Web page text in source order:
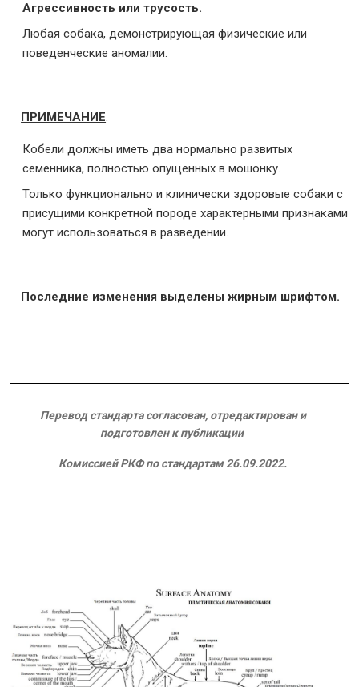
Агрессивность или трусость.
Любая собака, демонстрирующая физические или
поведенческие аномалии.
ПРИМЕЧАНИЕ:
Кобели должны иметь два нормально развитых
семенника, полностью опущенных в мошонку.
Только функционально и клинически здоровые собаки с
присущими конкретной породе характерными признаками
могут использоваться в разведении.
Последние изменения выделены жирным шрифтом.
Перевод стандарта согласован, отредактирован и
подготовлен к публикации
Комиссией РКФ по стандартам 26.09.2022.